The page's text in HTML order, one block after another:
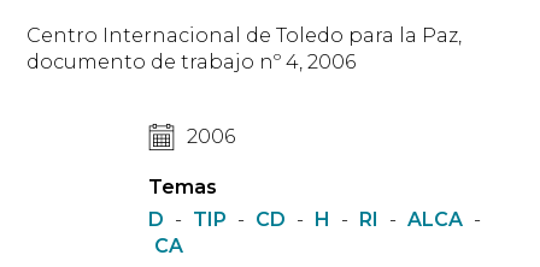
Centro Internacional de Toledo para la Paz,
documento de trabajo nº 4, 2006
2006
Temas
D - TIP - CD - H - RI - ALCA -
CA